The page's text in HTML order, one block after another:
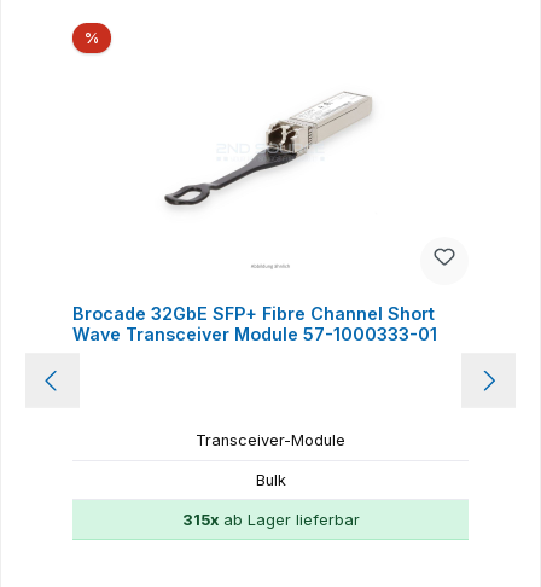
%Rabatt
Brocade 32GbE SFP+ Fibre Channel Short
Wave Transceiver Module 57-1000333-01
Transceiver-Module
Bulk
315xab Lager lieferbar